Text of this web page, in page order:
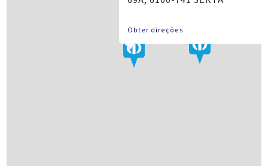
Obter direções